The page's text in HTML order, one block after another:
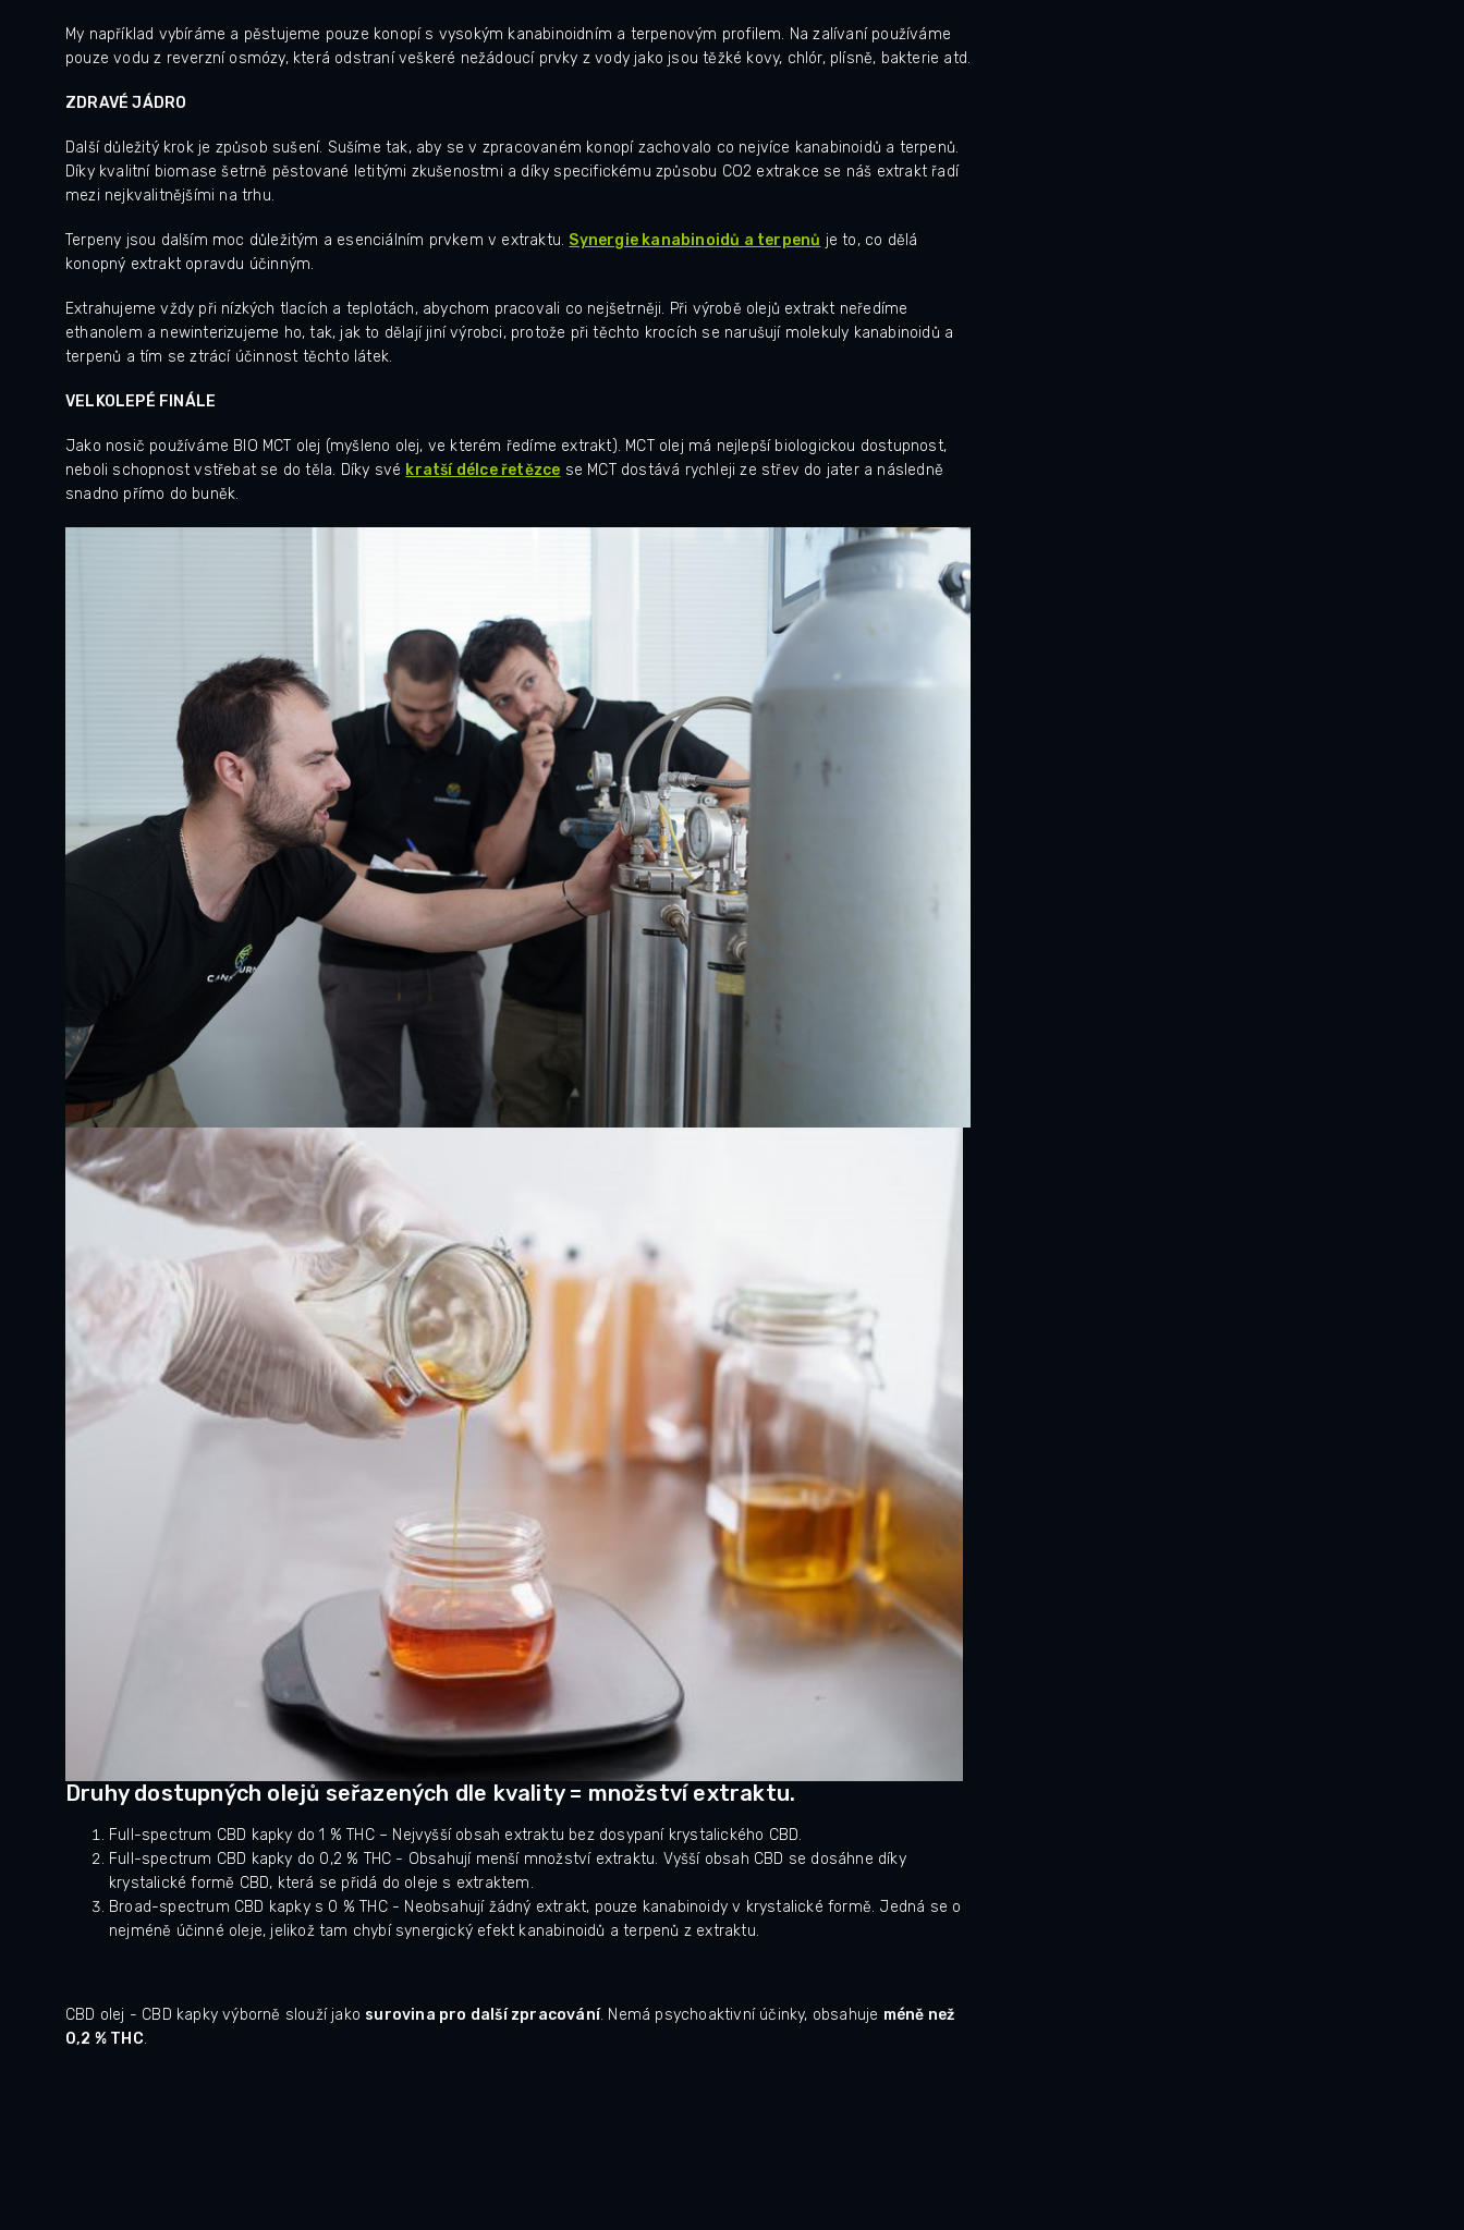
My například vybíráme a pěstujeme pouze konopí s vysokým kanabinoidním a terpenovým profilem. Na zalívaní používáme
pouze vodu z reverzní osmózy, která odstraní veškeré nežádoucí prvky z vody jako jsou těžké kovy, chlór, plísně, bakterie atd.
ZDRAVÉ JÁDRO
Další důležitý krok je způsob sušení. Sušíme tak, aby se v zpracovaném konopí zachovalo co nejvíce kanabinoidů a terpenů.
Díky kvalitní biomase šetrně pěstované letitými zkušenostmi a díky specifickému způsobu CO2 extrakce se náš extrakt řadí
mezi nejkvalitnějšími na trhu.
Terpeny jsou dalším moc důležitým a esenciálním prvkem v extraktu. Synergie kanabinoidů a terpenů je to, co dělá
konopný extrakt opravdu účinným.
Extrahujeme vždy při nízkých tlacích a teplotách, abychom pracovali co nejšetrněji. Při výrobě olejů extrakt neředíme
ethanolem a newinterizujeme ho, tak, jak to dělají jiní výrobci, protože při těchto krocích se narušují molekuly kanabinoidů a
terpenů a tím se ztrácí účinnost těchto látek.
VELKOLEPÉ FINÁLE
Jako nosič používáme BIO MCT olej (myšleno olej, ve kterém ředíme extrakt). MCT olej má nejlepší biologickou dostupnost,
neboli schopnost vstřebat se do těla. Díky své kratší délce řetězce se MCT dostává rychleji ze střev do jater a následně
snadno přímo do buněk.
Druhy dostupných olejů seřazených dle kvality = množství extraktu.
Full-spectrum CBD kapky do 1 % THC – Nejvyšší obsah extraktu bez dosypaní krystalického CBD.
Full-spectrum CBD kapky do 0,2 % THC - Obsahují menší množství extraktu. Vyšší obsah CBD se dosáhne díky
krystalické formě CBD, která se přidá do oleje s extraktem.
Broad-spectrum CBD kapky s 0 % THC - Neobsahují žádný extrakt, pouze kanabinoidy v krystalické formě. Jedná se o
nejméně účinné oleje, jelikož tam chybí synergický efekt kanabinoidů a terpenů z extraktu.
CBD olej - CBD kapky výborně slouží jako surovina pro další zpracování. Nemá psychoaktivní účinky, obsahuje méně než
0,2 % THC.